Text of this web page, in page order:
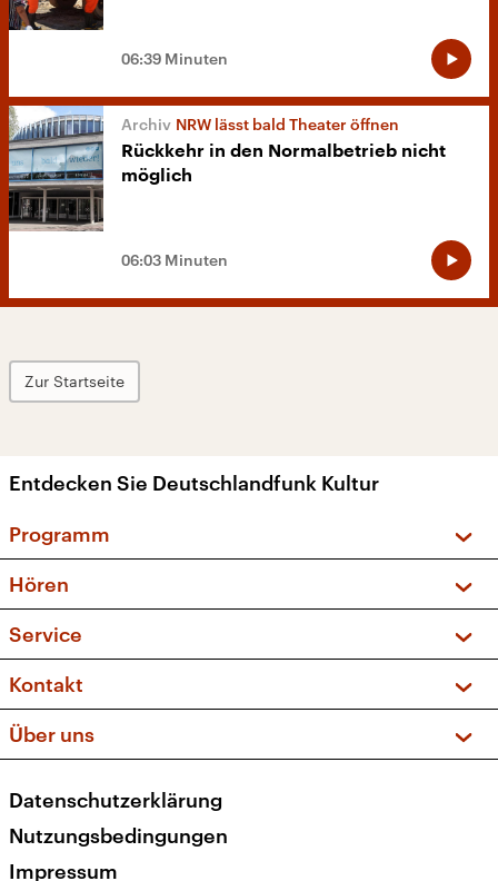
06:39 Minuten
NRW lässt bald Theater öffnen
Rückkehr in den Normalbetrieb nicht
möglich
06:03 Minuten
Zur Startseite
Entdecken Sie Deutschlandfunk Kultur
Programm
Sendungen und Podcasts
Musikliste
Kakadu – Das Kinderprogramm
Hören
Frequenzen (UKW + DAB+)
Service
FAQ
Apps
Newsletter
Veranstaltungen
Kontakt
Social Media
Über uns
Presse
Karriere
Datenschutzerklärung
Nutzungsbedingungen
Impressum